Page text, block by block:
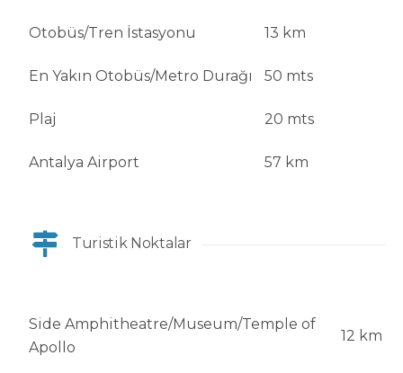
Otobüs/Tren İstasyonu 13 km
En Yakın Otobüs/Metro Durağı 50 mts
Plaj 20 mts
Antalya Airport 57 km
Turistik Noktalar
Side Amphitheatre/Museum/Temple of
Apollo
12 km